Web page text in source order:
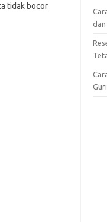
tidak bocor